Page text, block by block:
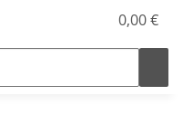
0,00 €